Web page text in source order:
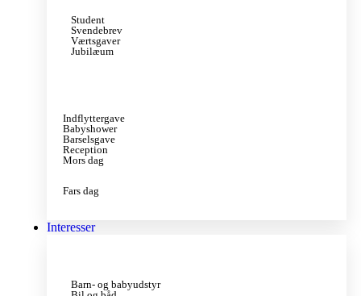
Student
Svendebrev
Værtsgaver
Jubilæum
Indflyttergave
Babyshower
Barselsgave
Reception
Mors dag
Fars dag
Interesser
Barn- og babyudstyr